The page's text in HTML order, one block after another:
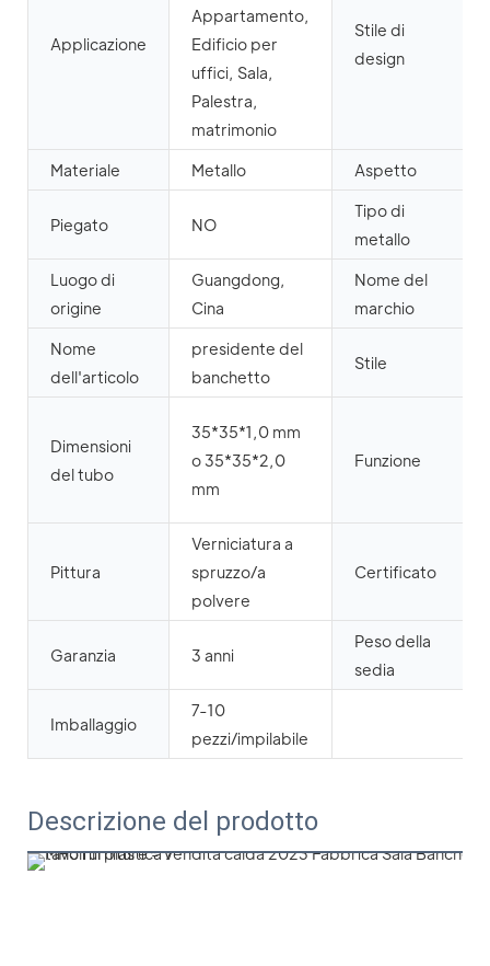
Applicazione
Appartamento,
Edificio per
uffici, Sala,
Palestra,
matrimonio
Stile di
design
Materiale Metallo Aspetto
Piegato NO
Tipo di
metallo
Luogo di
origine
Guangdong,
Cina
Nome del
marchio
Nome
dell'articolo
presidente del
banchetto
Stile
Dimensioni
del tubo
35*35*1,0 mm
o 35*35*2,0
mm
Funzione
Pittura
Verniciatura a
spruzzo/a
polvere
Certificato
Garanzia 3 anni
Peso della
sedia
Imballaggio
7-10
pezzi/impilabile
Descrizione del prodotto